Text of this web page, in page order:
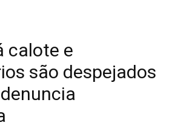
calote e
são despejados